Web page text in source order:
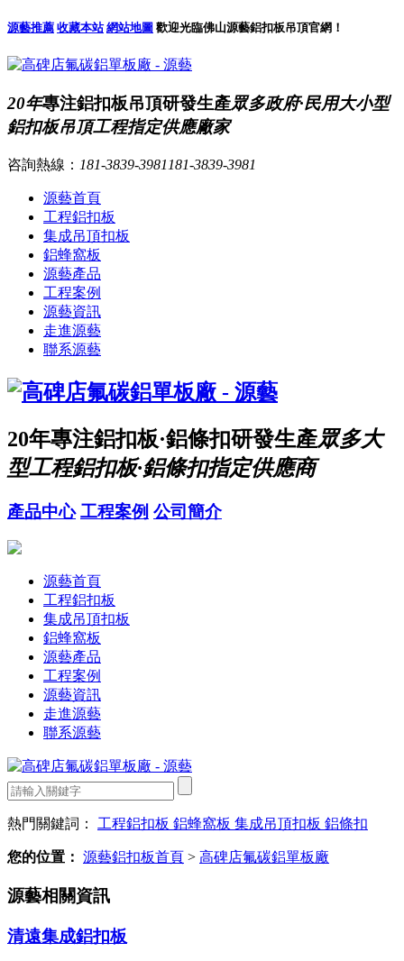
源藝推薦 收藏本站 網站地圖 歡迎光臨佛山源藝鋁扣板吊頂官網！
20年專注鋁扣板吊頂研發生產眾多政府·民用大小型
鋁扣板吊頂工程指定供應廠家
咨詢熱線： 181-3839-3981 181-3839-3981
源藝首頁
工程鋁扣板
集成吊頂扣板
鋁蜂窩板
源藝產品
工程案例
源藝資訊
走進源藝
聯系源藝
20年專注鋁扣板·鋁條扣研發生產眾多大
型工程鋁扣板·鋁條扣指定供應商
產品中心 工程案例 公司簡介
源藝首頁
工程鋁扣板
集成吊頂扣板
鋁蜂窩板
源藝產品
工程案例
源藝資訊
走進源藝
聯系源藝
熱門關鍵詞： 工程鋁扣板 鋁蜂窩板 集成吊頂扣板 鋁條扣
您的位置： 源藝鋁扣板首頁 > 高碑店氟碳鋁單板廠
源藝相關資訊
清遠集成鋁扣板